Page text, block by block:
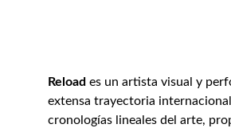
Reload es un artista visual y
extensa trayectoria
cronologías lineales del arte,